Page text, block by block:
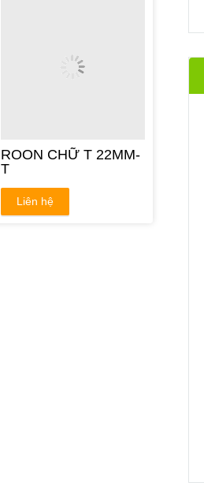
ROON CHỮ T 22MM-
T
Liên hệ